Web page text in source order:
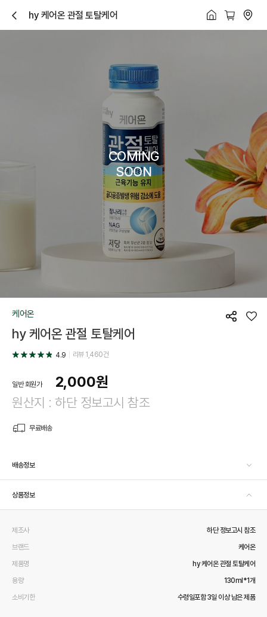
닫
기
hy 케어온 관절 토탈케어
COMING
SOON
공
좋
케어온
hy 케어온 관절 토탈케어
4.9 리뷰1,460건
일반 회원가 2,000원
원산지 : 하단 정보고시 참조
무료배송
배송정보
상품정보
제조사
하단 정보고시 참조
브랜드
케어온
제품명
hy 케어온 관절 토탈케어
용량
130ml*1개
소비기한
수령일포함 3일 이상 남은 제품